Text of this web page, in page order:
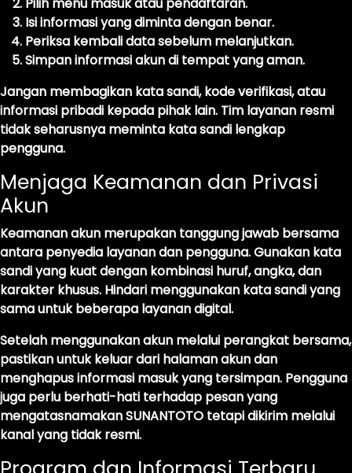
Isi informasi yang diminta dengan benar.
Periksa kembali data sebelum melanjutkan.
Simpan informasi akun di tempat yang aman.
Jangan membagikan kata sandi, kode verifikasi, atau
informasi pribadi kepada pihak lain. Tim layanan resmi
tidak seharusnya meminta kata sandi lengkap
pengguna.
Menjaga Keamanan dan Privasi
Akun
Keamanan akun merupakan tanggung jawab bersama
antara penyedia layanan dan pengguna. Gunakan kata
sandi yang kuat dengan kombinasi huruf, angka, dan
karakter khusus. Hindari menggunakan kata sandi yang
sama untuk beberapa layanan digital.
Setelah menggunakan akun melalui perangkat bersama,
pastikan untuk keluar dari halaman akun dan
menghapus informasi masuk yang tersimpan. Pengguna
juga perlu berhati-hati terhadap pesan yang
mengatasnamakan SUNANTOTO tetapi dikirim melalui
kanal yang tidak resmi.